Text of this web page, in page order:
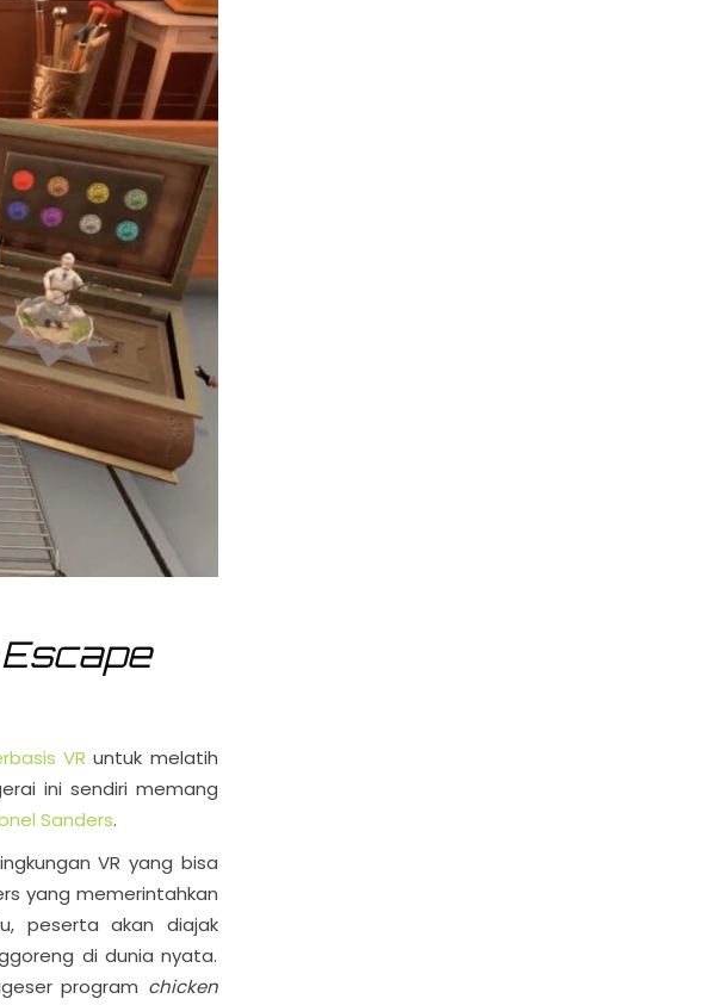
VR untuk melatih
ini sendiri memang
Sanders.
VR yang bisa
yang memerintahkan
peserta akan diajak
di dunia nyata.
program chicken